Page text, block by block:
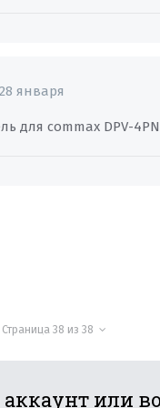
28 января
для commax DPV-
Страница 38 из 38
аккаунт или